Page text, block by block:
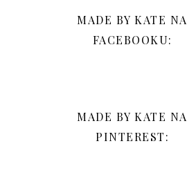
MADE BY KATE NA
FACEBOOKU:
MADE BY KATE NA
PINTEREST: